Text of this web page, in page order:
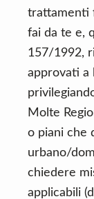
trattamenti
fai da te e,
157/1992,
approvati a
Molte
o piani che
urbano/
chiedere
applicabili